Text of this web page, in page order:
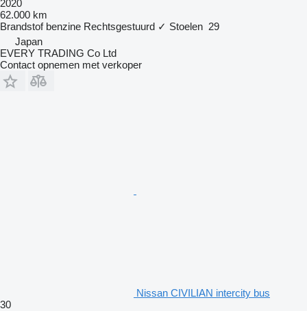
2020
62.000 km
Brandstof benzine Rechtsgestuurd ✓ Stoelen 29
Japan
EVERY TRADING Co Ltd
Contact opnemen met verkoper
Nissan CIVILIAN intercity bus
30